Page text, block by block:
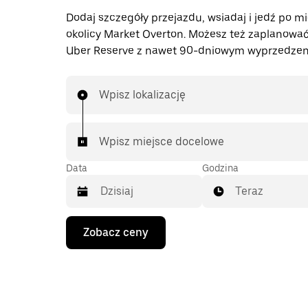
Dodaj szczegóły przejazdu, wsiadaj i jedź po
okolicy Market Overton. Możesz też
Uber Reserve z nawet 90-dniowym
Wpisz lokalizację
Wpisz miejsce docelowe
Data
Naciśnij
klawisz
strzałki
Godzina
Teraz
Zobacz ceny